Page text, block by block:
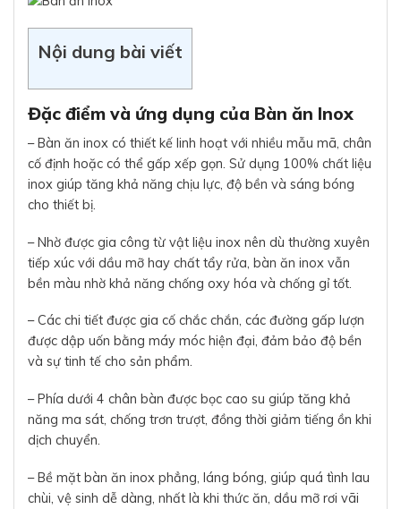
Nội dung bài viết
Đặc điểm và ứng dụng của Bàn ăn Inox
– Bàn ăn inox có thiết kế linh hoạt với nhiều mẫu mã, chân
cố định hoặc có thể gấp xếp gọn. Sử dụng 100% chất liệu
inox giúp tăng khả năng chịu lực, độ bền và sáng bóng
cho thiết bị.
– Nhờ được gia công từ vật liệu inox nên dù thường xuyên
tiếp xúc với dầu mỡ hay chất tẩy rửa, bàn ăn inox vẫn
bền màu nhờ khả năng chống oxy hóa và chống gỉ tốt.
– Các chi tiết được gia cố chắc chắn, các đường gấp lượn
được dập uốn bằng máy móc hiện đại, đảm bảo độ bền
và sự tinh tế cho sản phẩm.
– Phía dưới 4 chân bàn được bọc cao su giúp tăng khả
năng ma sát, chống trơn trượt, đồng thời giảm tiếng ồn khi
dịch chuyển.
– Bề mặt bàn ăn inox phẳng, láng bóng, giúp quá tình lau
chùi, vệ sinh dễ dàng, nhất là khi thức ăn, dầu mỡ rơi vãi